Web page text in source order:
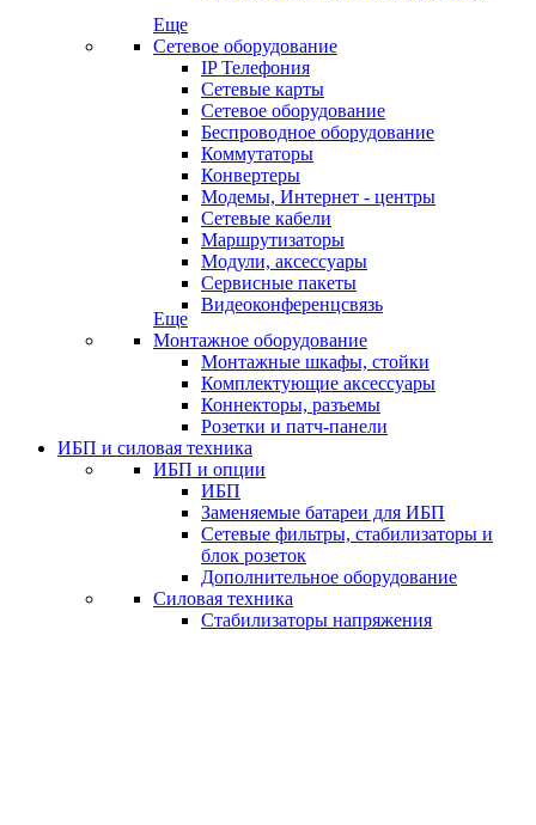
Еще
Сетевое оборудование
IP Телефония
Сетевые карты
Сетевое оборудование
Беспроводное оборудование
Коммутаторы
Конвертеры
Модемы, Интернет - центры
Сетевые кабели
Маршрутизаторы
Модули, аксессуары
Сервисные пакеты
Видеоконференцсвязь
Еще
Монтажное оборудование
Монтажные шкафы, стойки
Комплектующие аксессуары
Коннекторы, разъемы
Розетки и патч-панели
ИБП и силовая техника
ИБП и опции
ИБП
Заменяемые батареи для ИБП
Сетевые фильтры, стабилизаторы и
блок розеток
Дополнительное оборудование
Силовая техника
Стабилизаторы напряжения